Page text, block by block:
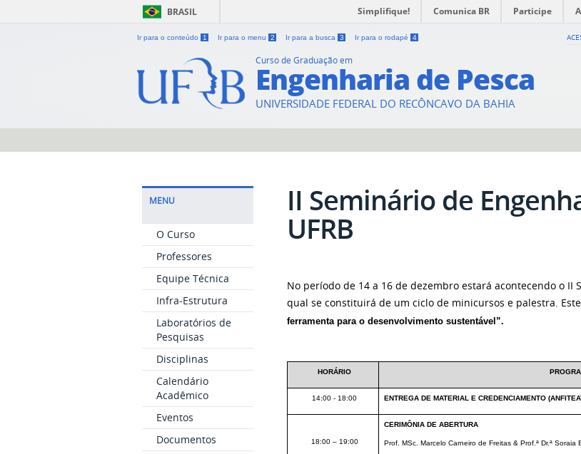
BRASIL Simplifique! Comunica BR Participe
Ir para o conteúdo 1 Ir para o menu 2 Ir para a busca 3 Ir para o rodapé 4
Curso de Graduação em
Engenharia de Pesca
UNIVERSIDADE FEDERAL DO RECÔNCAVO DA BAHIA
MENU
O Curso
Professores
Equipe Técnica
Infra-Estrutura
Laboratórios de
Pesquisas
Disciplinas
Calendário
Acadêmico
Eventos
Documentos
II Seminário de
UFRB
No período de 14 a 16 de dezembro estará acontecendo o II
qual se constituirá de um ciclo de minicursos e palestra.
ferramenta para o desenvolvimento sustentável”.
HORÁRIO
14:00 - 18:00 ENTREGA DE MATERIAL E CREDENCIAMENTO
18:00 – 19:00
CERIMÔNIA DE ABERTURA
Prof. MSc. Marcelo Carneiro de Freitas & Prof.ª Dr.ª Soraia